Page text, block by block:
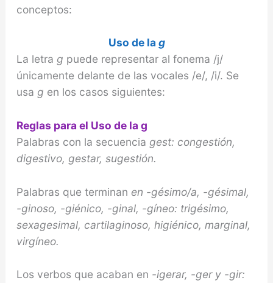
conceptos:
Uso de la g
La letra g puede representar al fonema /j/
únicamente delante de las vocales /e/, /i/. Se
usa g en los casos siguientes:
Reglas para el Uso de la g
Palabras con la secuencia gest: congestión,
digestivo, gestar, sugestión.
Palabras que terminan en -gésimo/a, -gésimal,
-ginoso, -giénico, -ginal, -gíneo: trigésimo,
sexagesimal, cartilaginoso, higiénico, marginal,
virgíneo.
Los verbos que acaban en -igerar, -ger y -gir: